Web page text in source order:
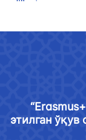
этилган